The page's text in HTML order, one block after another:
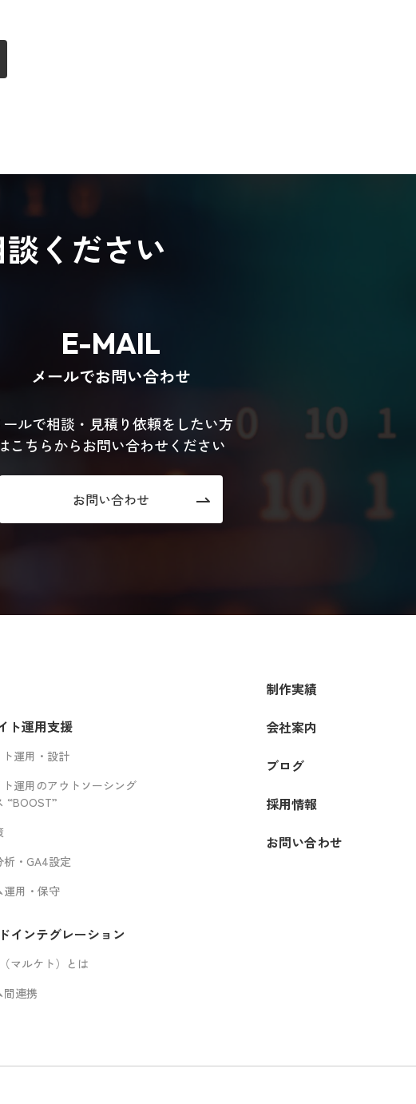
ください
E-MAIL
メールでお問い合わせ
ールで相談・見積り依頼をしたい方
こちらからお問い合わせください
お問い合わせ
ト運用支援
ト運用・設計
ト運用のアウトソーシング
“BOOST”
析・GA4設定
運用・保守
インテグレーション
マルケト）とは
間連携
制作実績
会社案内
ブログ
採用情報
お問い合わせ